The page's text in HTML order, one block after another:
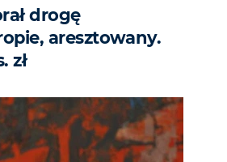
drogę
aresztowany.
zł